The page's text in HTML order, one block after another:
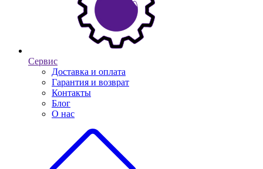
Сервис
Доставка и оплата
Гарантия и возврат
Контакты
Блог
О нас